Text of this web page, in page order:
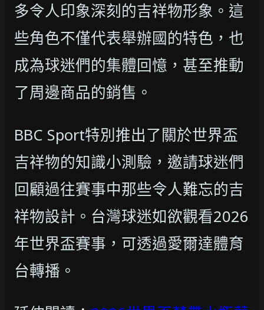
多令人印象深刻的吉祥物形象。這
些角色不僅代表舉辦國的特色，也
成為球迷們的集體回憶，甚至推動
了周邊商品的銷售。
BBC Sport特別推出了關於世界盃
吉祥物的知識小測驗，邀請球迷們
回顧過往賽事中那些令人難忘的吉
祥物設計。台灣球迷如欲觀看2026
年世界盃賽事，可透過愛爾達體育
台轉播。